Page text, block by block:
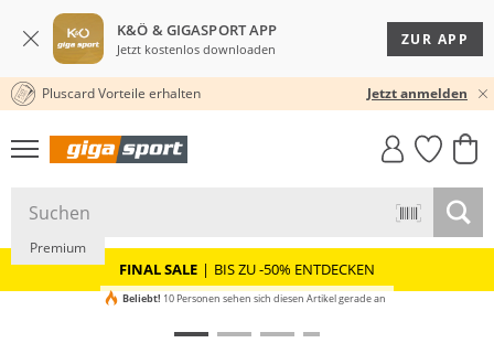
K&Ö & GIGASPORT APP
Jetzt kostenlos downloaden
ZUR APP
30 TAGE RÜCKGABERECHT
Pluscard Vorteile erhalten Jetzt anmelden
GIGASTYLE
FAHRRAD­
MUST-HAVE
FINAL SALE | BIS ZU -50% ENTDECKEN
Premium
Beliebt! 10 Personen sehen sich diesen Artikel gerade an